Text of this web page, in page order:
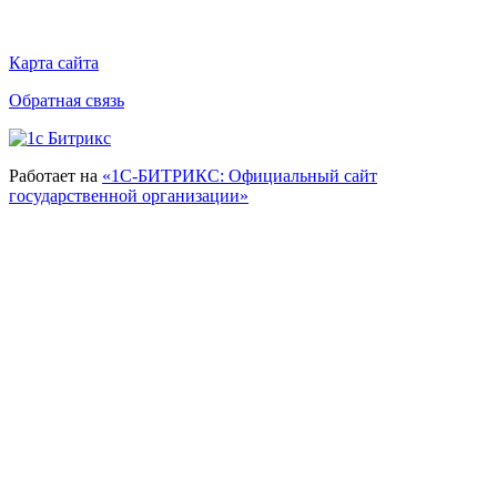
Карта сайта
Обратная связь
Работает на «1С-БИТРИКС: Официальный сайт
государственной организации»